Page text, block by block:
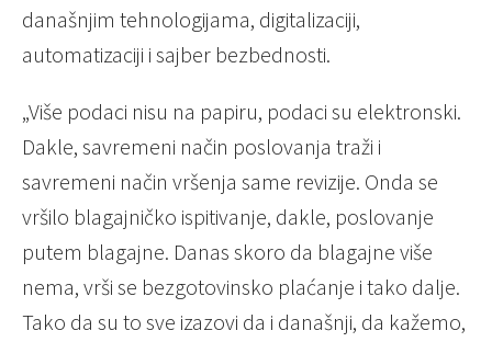
današnjim tehnologijama, digitalizaciji,
automatizaciji i sajber bezbednosti.
„Više podaci nisu na papiru, podaci su elektronski.
Dakle, savremeni način poslovanja traži i
savremeni način vršenja same revizije. Onda se
vršilo blagajničko ispitivanje, dakle, poslovanje
putem blagajne. Danas skoro da blagajne više
nema, vrši se bezgotovinsko plaćanje i tako dalje.
Tako da su to sve izazovi da i današnji, da kažemo,